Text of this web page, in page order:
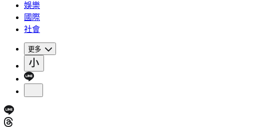
娛樂
國際
社會
更多